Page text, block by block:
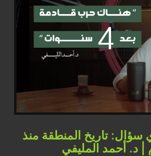
تاريخ المنطقة منذ
| د. أحمد المليفي